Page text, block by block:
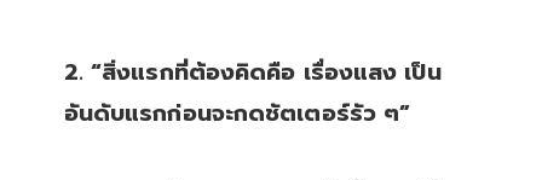
2. “สิ่งแรกที่ต้องคิดคือ เรื่องแสง เป็น
อันดับแรกก่อนจะกดชัตเตอร์รัว ๆ”